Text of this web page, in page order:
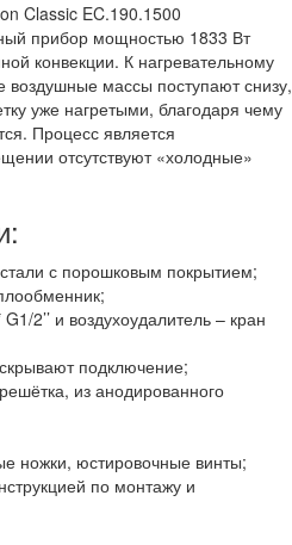
Classic EC.190.1500
прибор мощностью 1833 Вт
конвекции. К нагревательному
воздушные массы поступают снизу,
уже нагретыми, благодаря чему
Процесс является
отсутствуют «холодные»
с порошковым покрытием;
2’’ и воздухоудалитель – кран
подключение;
из анодированного
ножки, юстировочные винты;
по монтажу и